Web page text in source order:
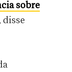
sobre
disse